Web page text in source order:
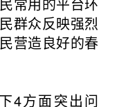
群众反映强烈
营造良好的春
方面突出问